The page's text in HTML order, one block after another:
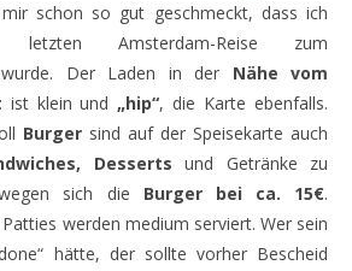
schon so gut geschmeckt, dass ich
Amsterdam-Reise zum
wurde. Der Laden in der Nähe vom
ist klein und „hip“, die Karte ebenfalls.
Burger sind auf der Speisekarte auch
Desserts und Getränke zu
sich die Burger bei ca. 15€.
werden medium serviert. Wer sein
hätte, der sollte vorher Bescheid